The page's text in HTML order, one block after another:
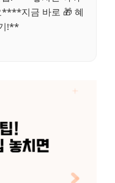
****지금 바로 🎁 혜
!**